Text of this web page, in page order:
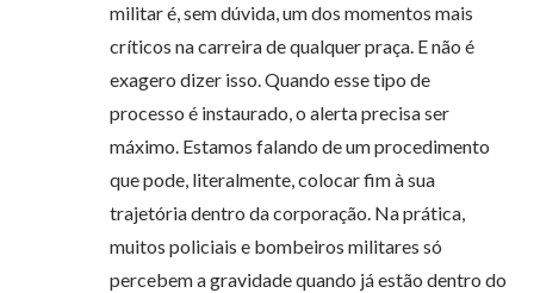
militar é, sem dúvida, um dos momentos mais
críticos na carreira de qualquer praça. E não é
exagero dizer isso. Quando esse tipo de
processo é instaurado, o alerta precisa ser
máximo. Estamos falando de um procedimento
que pode, literalmente, colocar fim à sua
trajetória dentro da corporação. Na prática,
muitos policiais e bombeiros militares só
percebem a gravidade quando já estão dentro do